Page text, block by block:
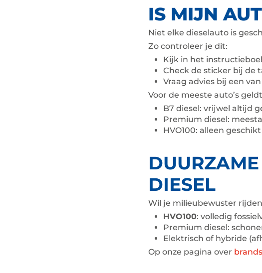
IS MIJN
Niet elke dieselauto is
Zo controleer je dit:
Kijk in het
Check de sticker bij de
Vraag advies bij een
Voor de meeste auto’s
B7 diesel: vrijwel altijd
Premium diesel:
HVO100: alleen
DIESEL
Wil je milieubewuster
HVO100: volledig
Premium diesel:
Elektrisch of hybride
Op onze pagina over